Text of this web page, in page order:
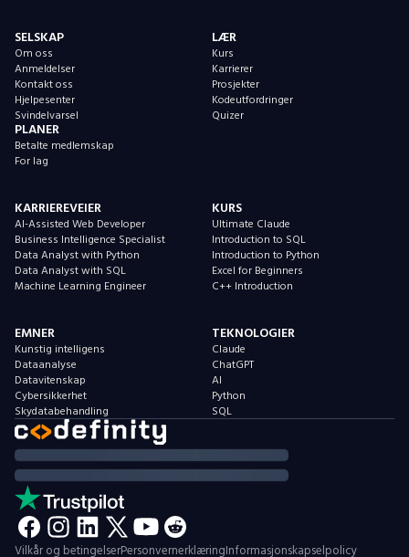
SELSKAP
Om oss
Anmeldelser
Kontakt oss
Hjelpesenter
Svindelvarsel
PLANER
Betalte medlemskap
For lag
LÆR
Kurs
Karrierer
Prosjekter
Kodeutfordringer
Quizer
KARRIEREVEIER
AI-Assisted Web Developer
Business Intelligence Specialist
Data Analyst with Python
Data Analyst with SQL
Machine Learning Engineer
KURS
Ultimate Claude
Introduction to SQL
Introduction to Python
Excel for Beginners
C++ Introduction
EMNER
Kunstig intelligens
Dataanalyse
Datavitenskap
Cybersikkerhet
Skydatabehandling
TEKNOLOGIER
Claude
ChatGPT
AI
Python
SQL
Vilkår og betingelserPersonvernerklæringInformasjonskapselpolicy